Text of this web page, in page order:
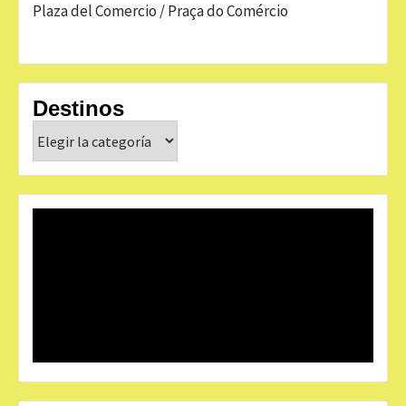
Plaza del Comercio / Praça do Comércio
Destinos